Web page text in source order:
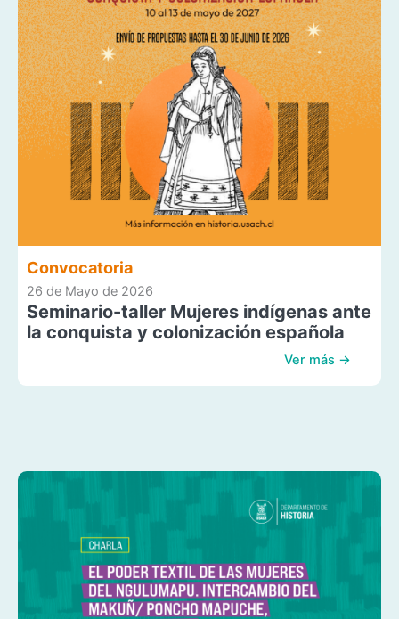
Convocatoria
26 de Mayo de 2026
Seminario-taller Mujeres indígenas ante
la conquista y colonización española
Ver más →